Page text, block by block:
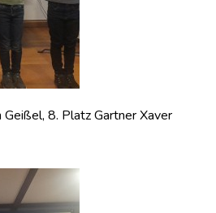
8. Platz Gartner Xaver